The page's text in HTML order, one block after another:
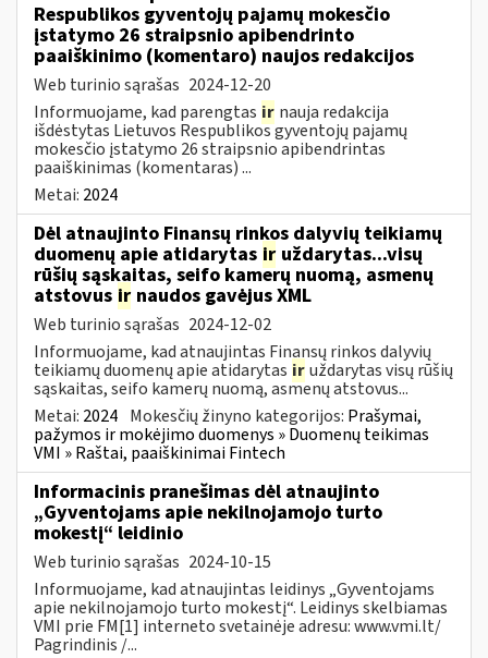
Respublikos gyventojų pajamų mokesčio
įstatymo 26 straipsnio apibendrinto
paaiškinimo (komentaro) naujos redakcijos
Web turinio sąrašas 2024-12-20
Informuojame, kad parengtas ir nauja redakcija
išdėstytas Lietuvos Respublikos gyventojų pajamų
mokesčio įstatymo 26 straipsnio apibendrintas
paaiškinimas (komentaras) ...
Metai: 2024
Dėl atnaujinto Finansų rinkos dalyvių teikiamų
duomenų apie atidarytas ir uždarytas...visų
rūšių sąskaitas, seifo kamerų nuomą, asmenų
atstovus ir naudos gavėjus XML
Web turinio sąrašas 2024-12-02
Informuojame, kad atnaujintas Finansų rinkos dalyvių
teikiamų duomenų apie atidarytas iruždarytas visų rūšių
sąskaitas, seifo kamerų nuomą, asmenų atstovus...
Metai: 2024 Mokesčių žinyno kategorijos: Prašymai,
pažymos ir mokėjimo duomenys » Duomenų teikimas
VMI » Raštai, paaiškinimai Fintech
Informacinis pranešimas dėl atnaujinto
„Gyventojams apie nekilnojamojo turto
mokestį“ leidinio
Web turinio sąrašas 2024-10-15
Informuojame, kad atnaujintas leidinys „Gyventojams
apie nekilnojamojo turto mokestį“. Leidinys skelbiamas
VMI prie FM[1] interneto svetainėje adresu: www.vmi.lt/
Pagrindinis /...